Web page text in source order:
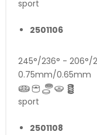
sport
2501106
245°/236° -
0.75mm/0.65mm
sport
2501108